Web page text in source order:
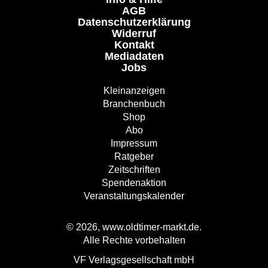
AGB
Datenschutzerklärung
Widerruf
Kontakt
Mediadaten
Jobs
Kleinanzeigen
Branchenbuch
Shop
Abo
Impressum
Ratgeber
Zeitschriften
Spendenaktion
Veranstaltungskalender
© 2026, www.oldtimer-markt.de.
Alle Rechte vorbehalten
VF Verlagsgesellschaft mbH